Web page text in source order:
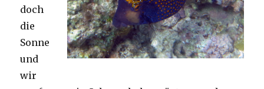
doch
die
Sonne
und
wir